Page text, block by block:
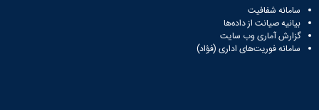
مرکز
اسناد
پایان
نامه
سامانه شفافیت
بیانیه صیانت از داده‌ها
گزارش آماری وب‌ سایت
سامانه فوریت‌های اداری (فؤاد)